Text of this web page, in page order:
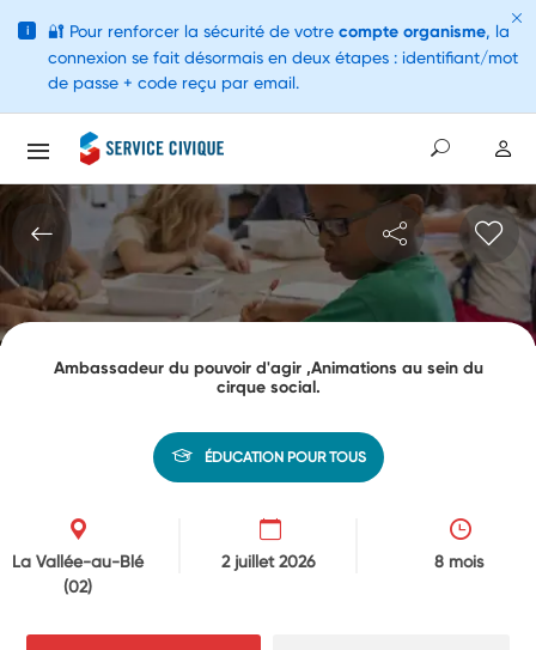
Ambassadeur du pouvoir d'agir ,Animations au sein du
cirque social.
ÉDUCATION POUR TOUS
La Vallée-au-Blé
(02)
2 juillet 2026 8 mois
i 🔐 Pour renforcer la sécurité de votre compte organisme, la
connexion se fait désormais en deux étapes : identifiant/mot
de passe + code reçu par email.